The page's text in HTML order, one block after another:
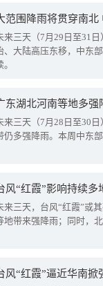
范围降雨将贯穿南
来三天（7月29日至31
、大陆高压东移，中东
。
东湖北河南等地多
来三天（7月28日至30
仍多强降雨。本周中东
风“红霞”影响持续
来三天，台风“红霞”或
地带来强降雨；同时，
风“红霞”逼近华南